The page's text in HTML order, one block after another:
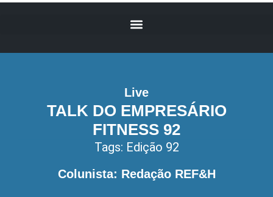
Live
TALK DO EMPRESÁRIO
FITNESS 92
Tags: Edição 92
Colunista: Redação REF&H